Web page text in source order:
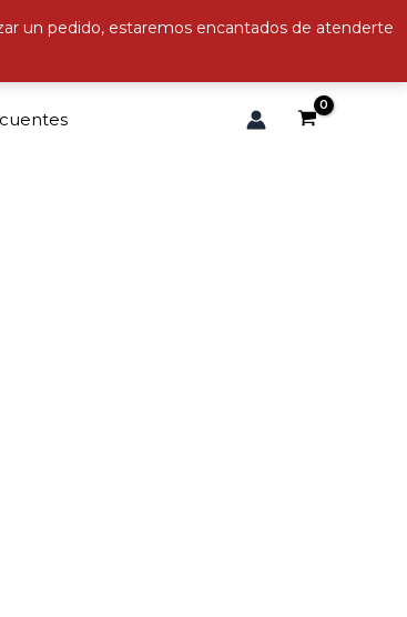
un pedido, estaremos encantados de atenderte